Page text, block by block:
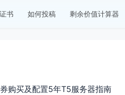
书 如何投稿 剩余价值计算器
购买及配置5年T5服务器指南